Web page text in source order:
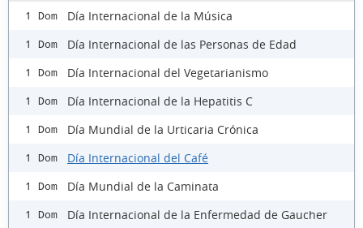
1 Dom Día Internacional de la Música
1 Dom Día Internacional de las Personas de Edad
1 Dom Día Internacional del Vegetarianismo
1 Dom Día Internacional de la Hepatitis C
1 Dom Día Mundial de la Urticaria Crónica
1 Dom Día Internacional del Café
1 Dom Día Mundial de la Caminata
1 Dom Día Internacional de la Enfermedad de Gaucher